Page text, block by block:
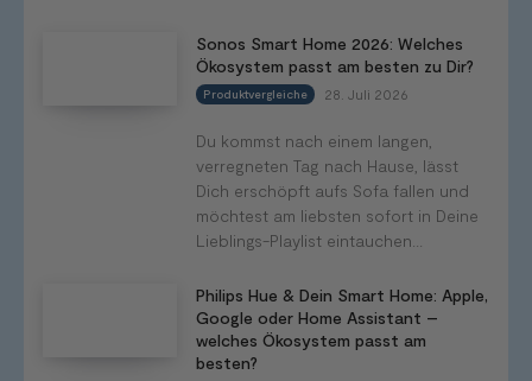
Sonos Smart Home 2026: Welches
Ökosystem passt am besten zu Dir?
Produktvergleiche 28. Juli 2026
Du kommst nach einem langen,
verregneten Tag nach Hause, lässt
Dich erschöpft aufs Sofa fallen und
möchtest am liebsten sofort in Deine
Lieblings-Playlist eintauchen...
Philips Hue & Dein Smart Home: Apple,
Google oder Home Assistant –
welches Ökosystem passt am
besten?